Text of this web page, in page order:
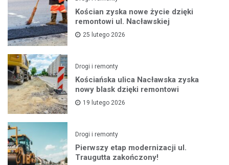
Kościan zyska nowe życie dzięki
remontowi ul. Nacławskiej
25 lutego 2026
Drogi i remonty
Kościańska ulica Nacławska zyska
nowy blask dzięki remontowi
19 lutego 2026
Drogi i remonty
Pierwszy etap modernizacji ul.
Traugutta zakończony!